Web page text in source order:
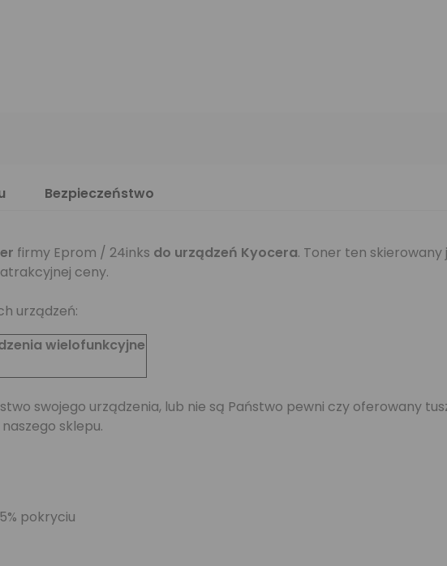
Bezpieczeństwo
firmy Eprom / 24inks do urządzeń Kyocera. Toner ten skierowany
ceny.
urządzeń:
wielofunkcyjne
swojego urządzenia, lub nie są Państwo pewni czy oferowany
sklepu.
pokryciu